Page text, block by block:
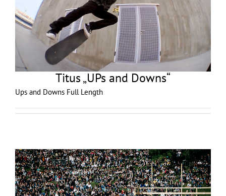
Titus „UPs and Downs“
Ups and Downs Full Length